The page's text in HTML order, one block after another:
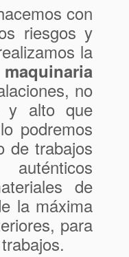
con
riesgos y
la
no
y alto que
podremos
de trabajos
de
la máxima
para